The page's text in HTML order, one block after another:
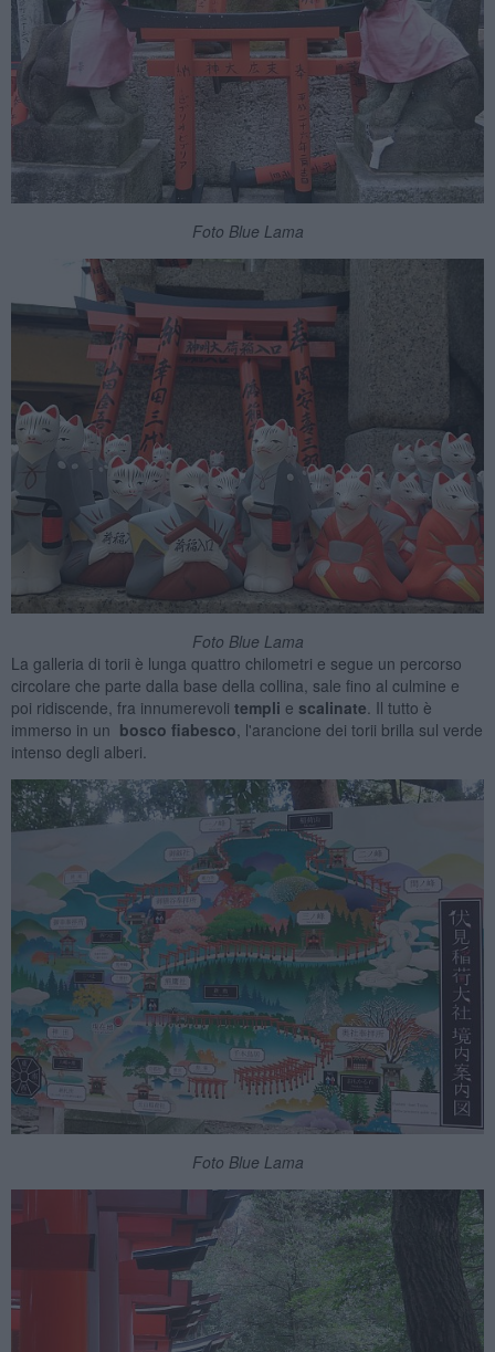
Foto Blue Lama
Foto Blue Lama
La galleria di torii è lunga quattro chilometri e segue un percorso
circolare che parte dalla base della collina, sale fino al culmine e
poi ridiscende, fra innumerevoli templi e scalinate. Il tutto è
immerso in un bosco fiabesco, l'arancione dei torii brilla sul verde
intenso degli alberi.
Foto Blue Lama